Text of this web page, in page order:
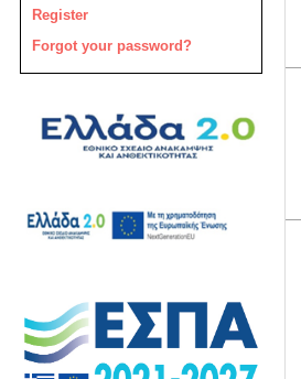
Register
Forgot your password?